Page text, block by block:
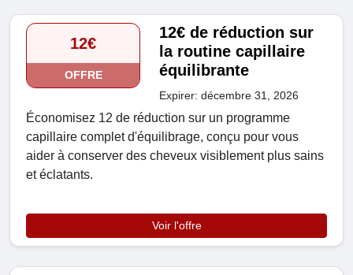
12€
OFFRE
12€ de réduction sur
la routine capillaire
équilibrante
Expirer: décembre 31, 2026
Économisez 12 de réduction sur un programme
capillaire complet d'équilibrage, conçu pour vous
aider à conserver des cheveux visiblement plus sains
et éclatants.
Voir l'offre